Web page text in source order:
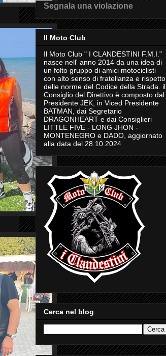
Segnala una violazione
Il Moto Club
Il Moto Club " I CLANDESTINI F.M.I."
nasce nell' anno 2014 da una idea di
un folto gruppo di amici motociclisti
con alto senso di fratellanza e rispetto
delle norme del Codice della Strada. il
Consiglio del Direttivo è composto dal
Presidente JEK, in Viced Presidente
BATMAN, dai Segretario
DRAGONHEART e dai Consiglieri
LITTLE FIVE - LONG JHON -
MONTENEGRO e DADO, aggiornato
alla data del 28.10.2024
Cerca nel blog